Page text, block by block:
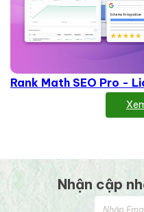
Rank Math SEO Pro -
Nhận cập